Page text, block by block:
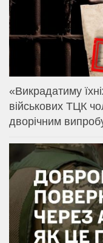
«Викрадатиму
військових ТЦК
дворічним